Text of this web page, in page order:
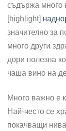
съдържа много
[highlight]
значително за
много други
дори полезна
чаша вино на
Много важно е
Най-често се
покачващи